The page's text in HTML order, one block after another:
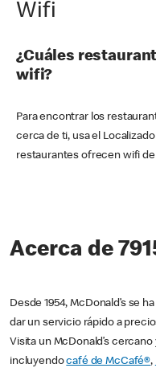
Wifi
¿Cuáles
wifi?
Para encontrar los
cerca de ti, usa el
restaurantes ofrecen wifi
Acerca de
Desde 1954, McDonald’s se
dar un servicio rápido a
Visita un McDonald’s
incluyendocafé de McCafé®,